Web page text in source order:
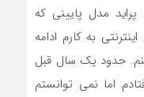
مدل پایینی که
به کارم ادامه
حدود یک سال قبل
اما نمی توانستم